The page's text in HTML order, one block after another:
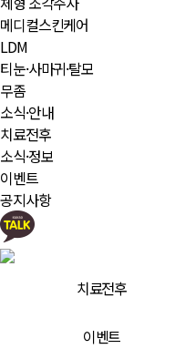
메디컬스킨케어
LDM
티눈·사마귀·탈모
무좀
소식·안내
치료전후
소식·정보
이벤트
공지사항
치료전후
이벤트